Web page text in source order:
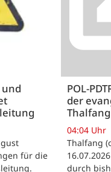
für die
POL-
der
Thalfang
04:04 Uhr
Thalfang
durch